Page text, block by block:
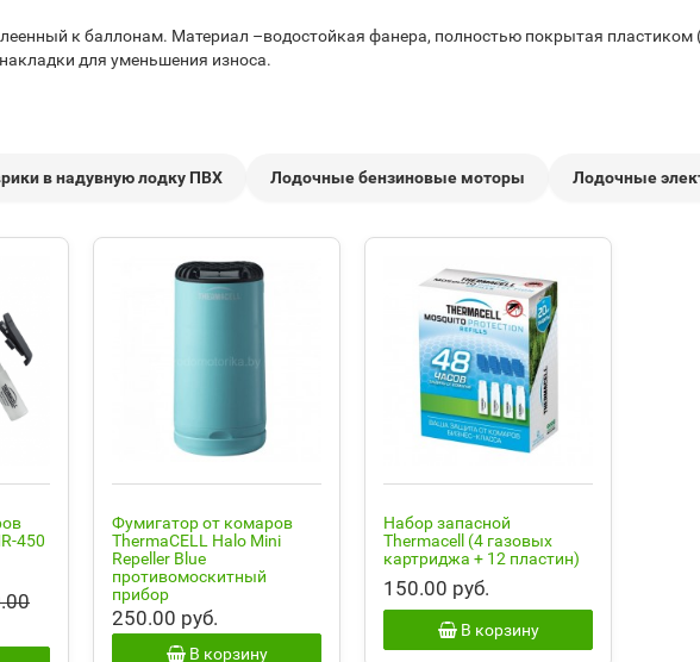
к баллонам. Материал –водостойкая фанера, полностью покрытая
для уменьшения износа.
в надувную лодку ПВХ Лодочные бензиновые моторы Лодочные
450
Фумигатор от комаров
ThermaCELL Halo Mini
Repeller Blue
противомоскитный
прибор
250.00 руб.
В корзину
Набор запасной
Thermacell (4 газовых
картриджа + 12 пластин)
150.00 руб.
В корзину